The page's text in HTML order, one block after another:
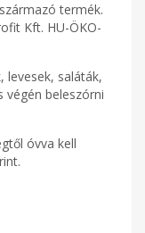
termék.
Kft. HU-ÖKO-
levesek, saláták,
végén beleszórni
óvva kell